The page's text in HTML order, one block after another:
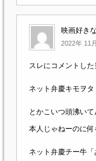
映画好き
2022年 11
スレにコメントし
ネット弁慶キモヲタ
とかこいつ頭沸い
本人じゃねーのに
ネット弁慶チー牛「